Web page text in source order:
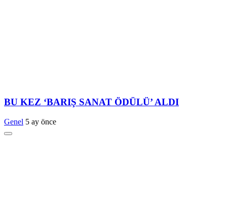
BU KEZ ‘BARIŞ SANAT ÖDÜLÜ’ ALDI
Genel 5 ay önce